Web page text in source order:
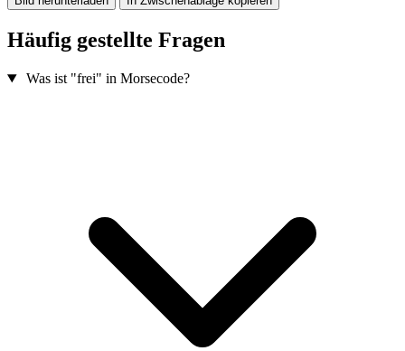
Häufig gestellte Fragen
Was ist "frei" in Morsecode?